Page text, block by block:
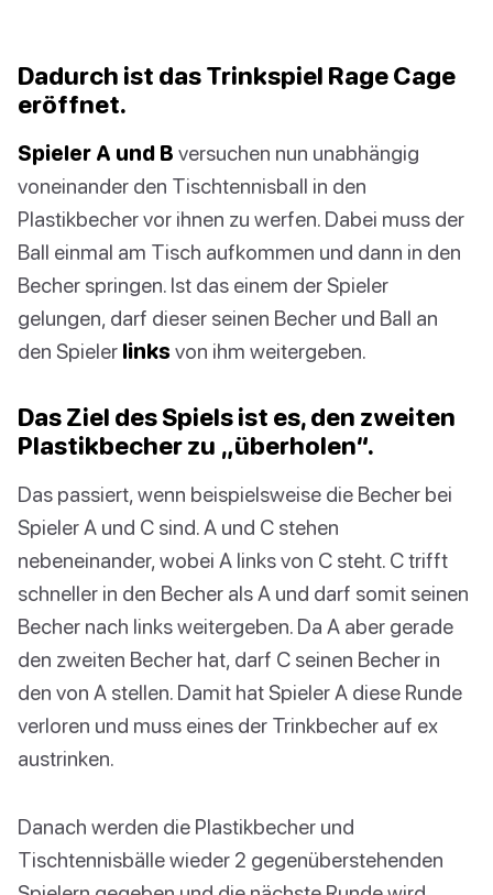
Dadurch ist das Trinkspiel Rage Cage
eröffnet.
Spieler A und B versuchen nun unabhängig
voneinander den Tischtennisball in den
Plastikbecher vor ihnen zu werfen. Dabei muss der
Ball einmal am Tisch aufkommen und dann in den
Becher springen. Ist das einem der Spieler
gelungen, darf dieser seinen Becher und Ball an
den Spieler linksvon ihm weitergeben.
Das Ziel des Spiels ist es, den zweiten
Plastikbecher zu „überholen“.
Das passiert, wenn beispielsweise die Becher bei
Spieler A und C sind. A und C stehen
nebeneinander, wobei A links von C steht. C trifft
schneller in den Becher als A und darf somit seinen
Becher nach links weitergeben. Da A aber gerade
den zweiten Becher hat, darf C seinen Becher in
den von A stellen. Damit hat Spieler A diese Runde
verloren und muss eines der Trinkbecher auf ex
austrinken.
Danach werden die Plastikbecher und
Tischtennisbälle wieder 2 gegenüberstehenden